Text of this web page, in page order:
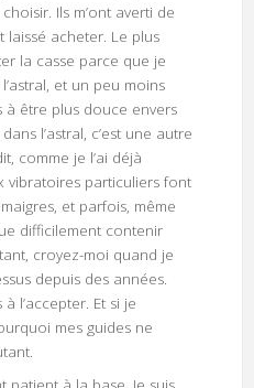
Ils m’ont averti de
laissé acheter. Le plus
la casse parce que je
et un peu moins
à être plus douce envers
l’astral, c’est une autre
comme je l’ai déjà
vibratoires particuliers font
et parfois, même
difficilement contenir
croyez-moi quand je
depuis des années.
l’accepter. Et si je
mes guides ne